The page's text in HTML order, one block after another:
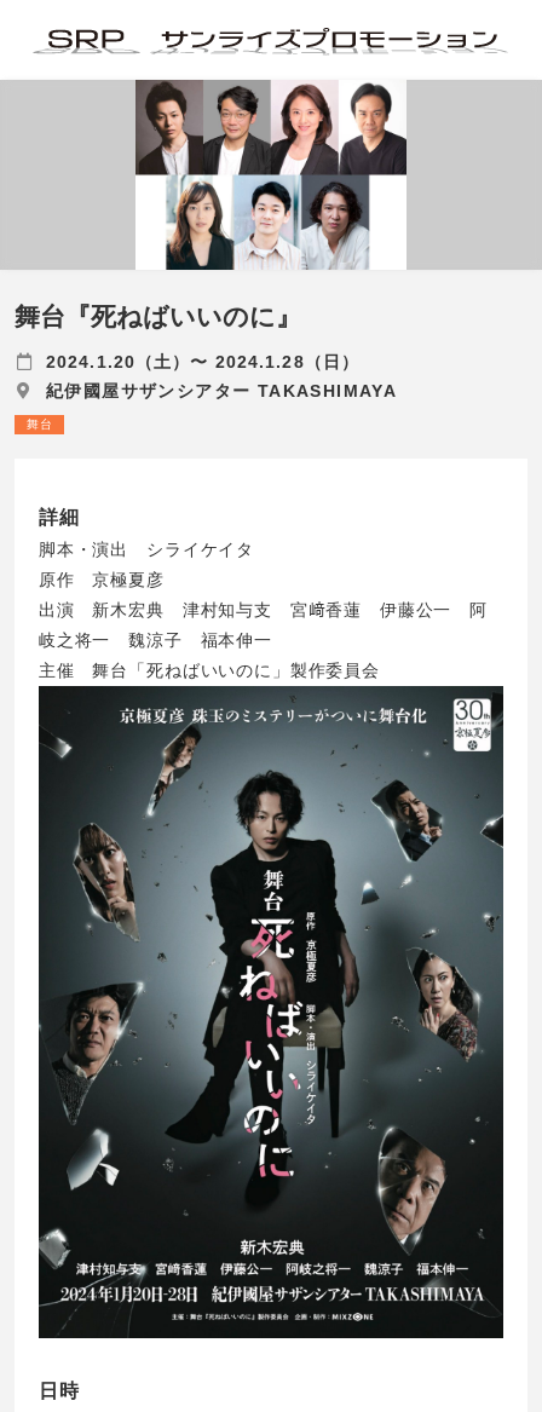
舞台『死ねばいいのに』
2024.1.20（土）〜 2024.1.28（日）
紀伊國屋サザンシアター TAKASHIMAYA
舞台
詳細
脚本・演出 シライケイタ
原作 京極夏彦
出演 新木宏典 津村知与支 宮﨑香蓮 伊藤公一 阿
岐之将一 魏涼子 福本伸一
主催 舞台「死ねばいいのに」製作委員会
日時